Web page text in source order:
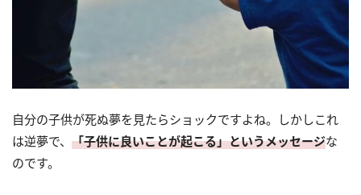
自分の子供が死ぬ夢を見たらショックですよね。しかしこれ
は逆夢で、 「子供に良いことが起こる」というメッセージな
のです。